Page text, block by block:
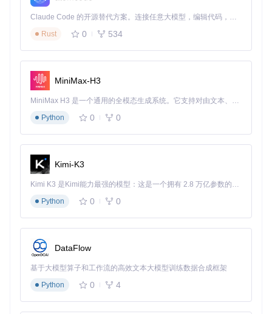
Claude Code 的开源替代方案。连接任意大模型，编辑代码，运行命令，自动验证 — 全自动执行。用 Rust 构建，极致性能。 ｜ An open-source alternative to Claude Code. Connect any LLM, edit code, run commands, and verify changes — autonomously. Built in Rust for speed. Get Started
Rust
0 534
MiniMax-H3
MiniMax H3 是一个通用的全模态生成系统。它支持对由文本、图像、视频和音频组成的多模态上下文进行统一理解，并能生成分辨率高达 2K、时长可达 15 秒的带原生立体声音频的视频。得益于面向任务泛化的系统设计，H3 在预训练阶段就已具备广泛的多模态上下文理解与生成能力，能够出色地执行复杂的多模态指令。
Python
0 0
Kimi-K3
Kimi K3 是Kimi能力最强的模型：这是一个拥有 2.8 万亿参数的混合专家（MoE）模型，具备原生视觉理解能力，并支持 100 万 token 的上下文窗口。
Python
0 0
DataFlow
基于大模型算子和工作流的高效文本大模型训练数据合成框架
Python
0 4